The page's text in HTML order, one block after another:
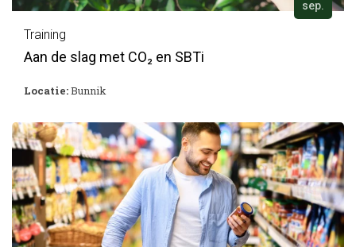
sep.
Training
Aan de slag met CO₂ en SBTi
Locatie:Bunnik